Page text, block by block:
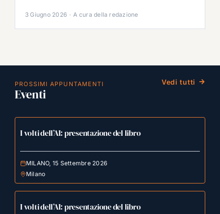
3 Giugno 2026 · A cura della redazione
PROSSIMI APPUNTAMENTI
Eventi
Vedi tutti
I volti dell’AI: presentazione del libro
MILANO, 15 Settembre 2026
Milano
I volti dell’AI: presentazione del libro